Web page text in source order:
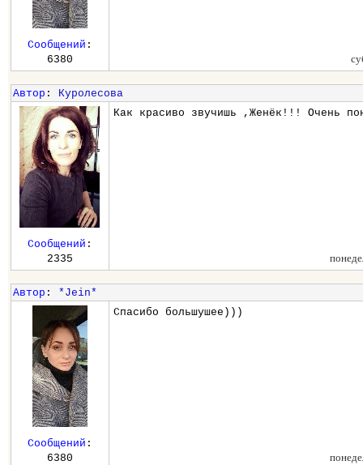
Сообщений :
6380
Автор : Куролесова
Как красиво звучишь ,Женёк!!! Очень
Сообщений :
2335
Автор : *Jein*
Спасибо большушее)))
Сообщений :
6380